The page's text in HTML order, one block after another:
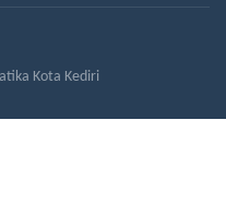
Kota Kediri